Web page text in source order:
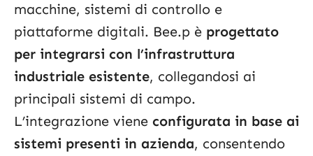
macchine, sistemi di controllo e
piattaforme digitali. Bee.p è progettato
per integrarsi con l’infrastruttura
industriale esistente, collegandosi ai
principali sistemi di campo.
L’integrazione viene configurata in base ai
sistemi presenti in azienda, consentendo